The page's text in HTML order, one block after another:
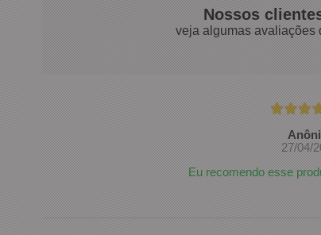
Nossos
veja algumas avaliações
27/04/
Eu recomendo esse